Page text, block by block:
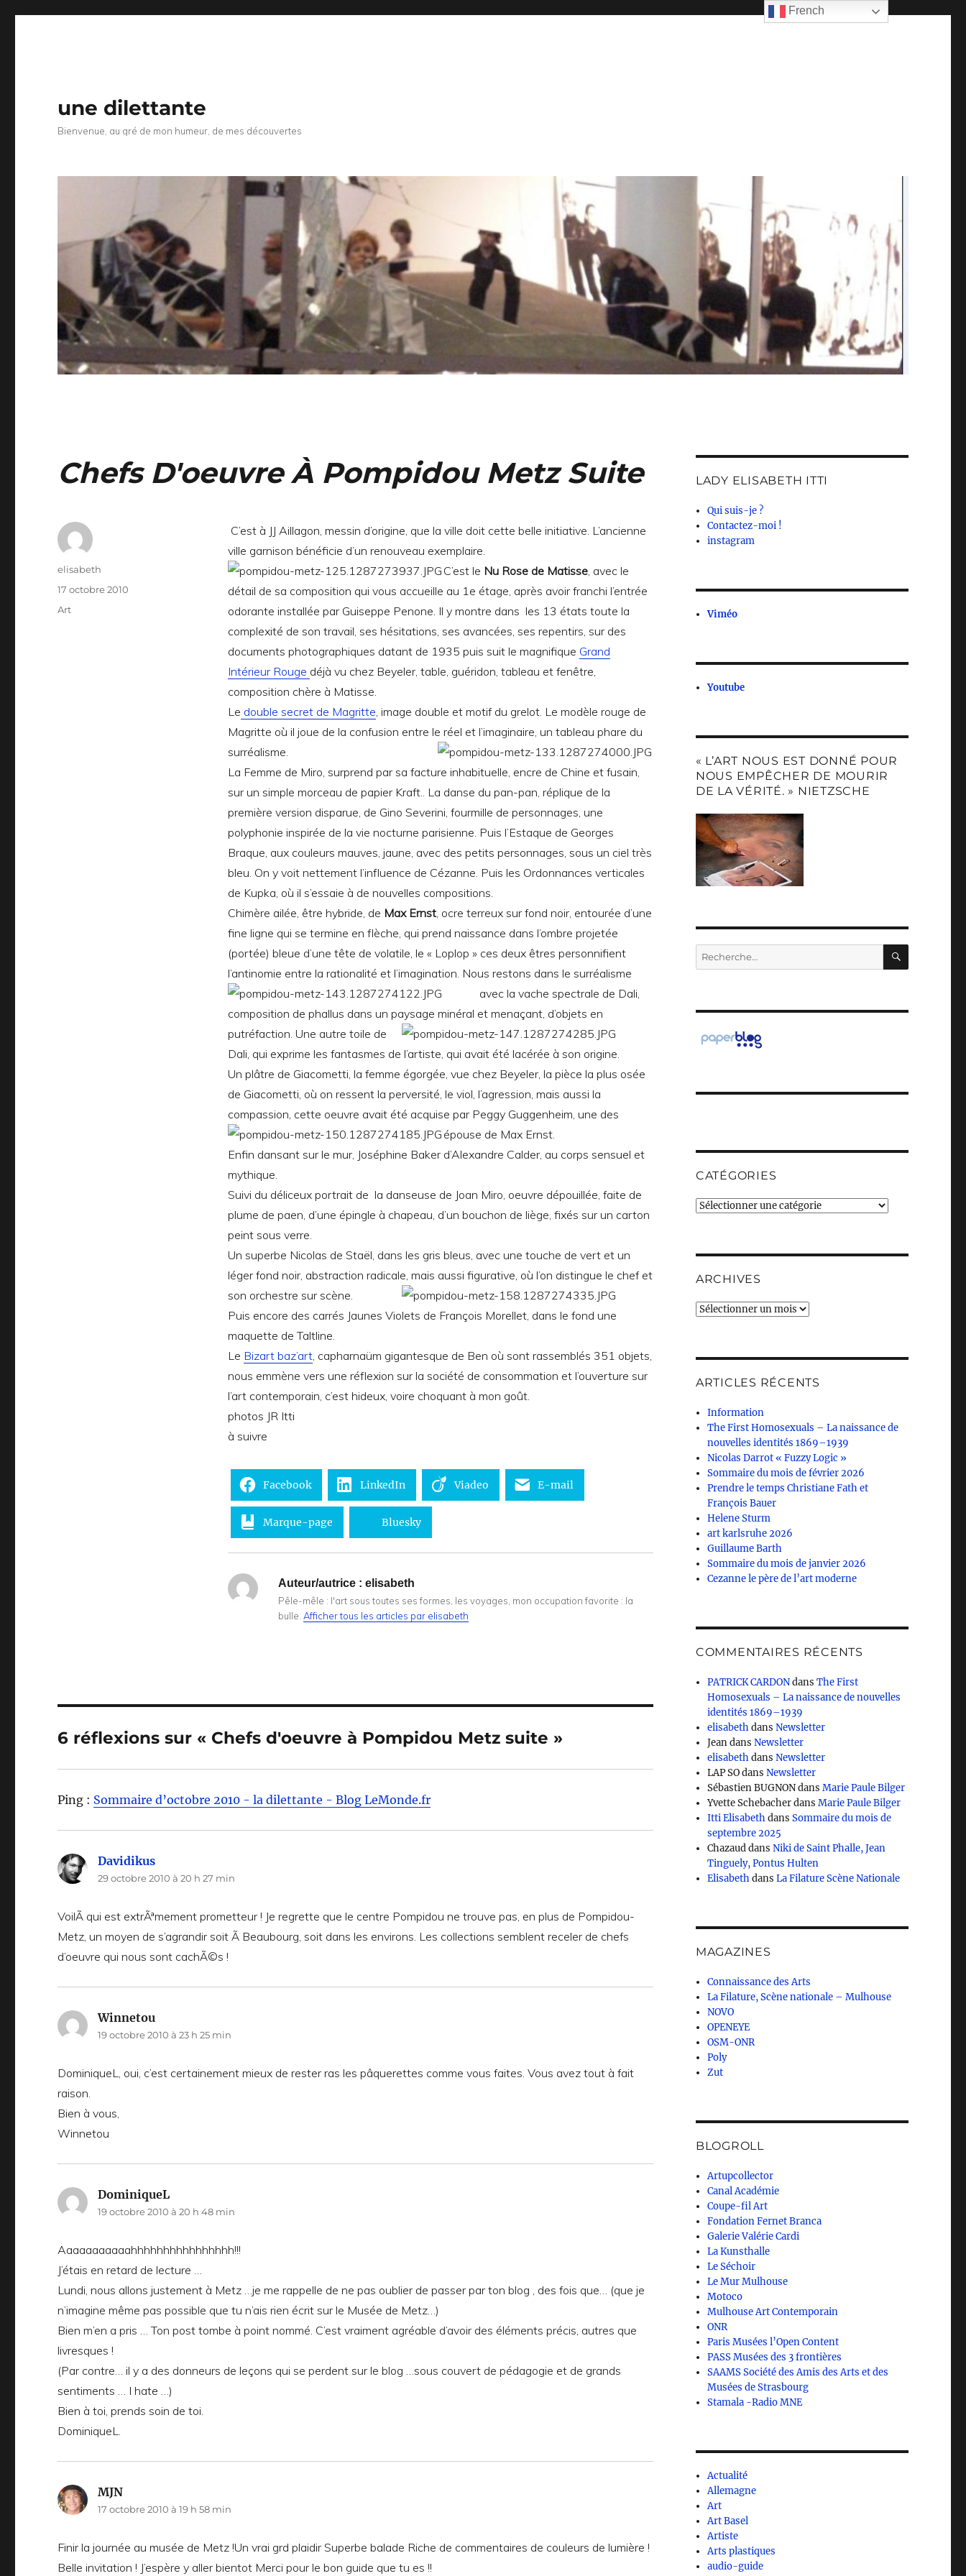
une dilettante
Bienvenue, au gré de mon humeur, de mes découvertes
Chefs D'oeuvre À Pompidou Metz Suite
C’est à JJ Aillagon, messin d’origine, que la ville doit cette belle initiative. L’ancienne
ville garnison bénéficie d’un renouveau exemplaire.
C’est le Nu Rose de Matisse, avec le
détail de sa composition qui vous accueille au 1e étage, après avoir franchi l’entrée
odorante installée par Guiseppe Penone. Il y montre dans les 13 états toute la
complexité de son travail, ses hésitations, ses avancées, ses repentirs, sur des
documents photographiques datant de 1935 puis suit le magnifique Grand
Intérieur Rouge déjà vu chez Beyeler, table, guéridon, tableau et fenêtre,
composition chère à Matisse.
Le double secret de Magritte, image double et motif du grelot. Le modèle rouge de
Magritte où il joue de la confusion entre le réel et l’imaginaire, un tableau phare du
surréalisme.
La Femme de Miro, surprend par sa facture inhabituelle, encre de Chine et fusain,
sur un simple morceau de papier Kraft.. La danse du pan-pan, réplique de la
première version disparue, de Gino Severini, fourmille de personnages, une
polyphonie inspirée de la vie nocturne parisienne. Puis l’Estaque de Georges
Braque, aux couleurs mauves, jaune, avec des petits personnages, sous un ciel très
bleu. On y voit nettement l’influence de Cézanne. Puis les Ordonnances verticales
de Kupka, où il s’essaie à de nouvelles compositions.
Chimère ailée, être hybride, de Max Ernst, ocre terreux sur fond noir, entourée d’une
fine ligne qui se termine en flèche, qui prend naissance dans l’ombre projetée
(portée) bleue d’une tête de volatile, le « Loplop » ces deux êtres personnifient
l’antinomie entre la rationalité et l’imagination. Nous restons dans le surréalisme
avec la vache spectrale de Dali,
composition de phallus dans un paysage minéral et menaçant, d’objets en
putréfaction. Une autre toile de
Dali, qui exprime les fantasmes de l’artiste, qui avait été lacérée à son origine.
Un plâtre de Giacometti, la femme égorgée, vue chez Beyeler, la pièce la plus osée
de Giacometti, où on ressent la perversité, le viol, l’agression, mais aussi la
compassion, cette oeuvre avait été acquise par Peggy Guggenheim, une des
épouse de Max Ernst.
Enfin dansant sur le mur, Joséphine Baker d’Alexandre Calder, au corps sensuel et
mythique.
Suivi du déliceux portrait de la danseuse de Joan Miro, oeuvre dépouillée, faite de
plume de paen, d’une épingle à chapeau, d’un bouchon de liège, fixés sur un carton
peint sous verre.
Un superbe Nicolas de Staël, dans les gris bleus, avec une touche de vert et un
léger fond noir, abstraction radicale, mais aussi figurative, où l’on distingue le chef et
son orchestre sur scène.
Puis encore des carrés Jaunes Violets de François Morellet, dans le fond une
maquette de Taltline.
Le Bizart baz’art, capharnaüm gigantesque de Ben où sont rassemblés 351 objets,
nous emmène vers une réflexion sur la société de consommation et l’ouverture sur
l’art contemporain, c’est hideux, voire choquant à mon goût.
photos JR Itti
à suivre
Facebook LinkedIn Viadeo E-mail
Marque-page Bluesky
Auteur/autrice : elisabeth
Pêle-mêle : l'art sous toutes ses formes, les voyages, mon occupation favorite : la
bulle. Afficher tous les articles par elisabeth
Auteur
elisabeth
Publié
17 octobre 2010
Catégories
Art
6 réflexions sur « Chefs d'oeuvre à Pompidou Metz suite »
Ping : Sommaire d’octobre 2010 - la dilettante - Blog LeMonde.fr
Davidikus
29 octobre 2010 à 20 h 27 min
VoilÃ qui est extrÃªmement prometteur ! Je regrette que le centre Pompidou ne trouve pas, en plus de Pompidou-
Metz, un moyen de s’agrandir soit Ã Beaubourg, soit dans les environs. Les collections semblent receler de chefs
d’oeuvre qui nous sont cachÃ©s !
Winnetou
19 octobre 2010 à 23 h 25 min
DominiqueL, oui, c’est certainement mieux de rester ras les pâquerettes comme vous faites. Vous avez tout à fait
raison.
Bien à vous,
Winnetou
DominiqueL
19 octobre 2010 à 20 h 48 min
Aaaaaaaaaaahhhhhhhhhhhhhhhh!!!
J’étais en retard de lecture …
Lundi, nous allons justement à Metz …je me rappelle de ne pas oublier de passer par ton blog , des fois que… (que je
n’imagine même pas possible que tu n’ais rien écrit sur le Musée de Metz…)
Bien m’en a pris … Ton post tombe à point nommé. C’est vraiment agréable d’avoir des éléments précis, autres que
livresques !
(Par contre… il y a des donneurs de leçons qui se perdent sur le blog …sous couvert de pédagogie et de grands
sentiments … I hate …)
Bien à toi, prends soin de toi.
DominiqueL.
MJN
17 octobre 2010 à 19 h 58 min
Finir la journée au musée de Metz !Un vrai grd plaidir Superbe balade Riche de commentaires de couleurs de lumière !
Belle invitation ! J’espère y aller bientot Merci pour le bon guide que tu es !!
LADY ELISABETH ITTI
Qui suis-je ?
Contactez-moi !
instagram
Viméo
Youtube
« L’ART NOUS EST DONNÉ POUR
NOUS EMPÊCHER DE MOURIR
DE LA VÉRITÉ. » NIETZSCHE
Recherche
pour :
CATÉGORIES
Catégories
ARCHIVES
Archives
ARTICLES RÉCENTS
Information
The First Homosexuals – La naissance de
nouvelles identités 1869–1939
Nicolas Darrot « Fuzzy Logic »
Sommaire du mois de février 2026
Prendre le temps Christiane Fath et
François Bauer
Helene Sturm
art karlsruhe 2026
Guillaume Barth
Sommaire du mois de janvier 2026
Cezanne le père de l’art moderne
COMMENTAIRES RÉCENTS
PATRICK CARDONdansThe First
Homosexuals – La naissance de nouvelles
identités 1869–1939
elisabethdansNewsletter
JeandansNewsletter
elisabethdansNewsletter
LAP SOdansNewsletter
Sébastien BUGNONdansMarie Paule Bilger
Yvette SchebacherdansMarie Paule Bilger
Itti ElisabethdansSommaire du mois de
septembre 2025
ChazauddansNiki de Saint Phalle, Jean
Tinguely, Pontus Hulten
ElisabethdansLa Filature Scène Nationale
MAGAZINES
Connaissance des Arts
La Filature, Scène nationale – Mulhouse
NOVO
OPENEYE
OSM-ONR
Poly
Zut
BLOGROLL
Artupcollector
Canal Académie
Coupe-fil Art
Fondation Fernet Branca
Galerie Valérie Cardi
La Kunsthalle
Le Séchoir
Le Mur Mulhouse
Motoco
Mulhouse Art Contemporain
ONR
Paris Musées l’Open Content
PASS Musées des 3 frontières
SAAMS Société des Amis des Arts et des
Musées de Strasbourg
Stamala -Radio MNE
Actualité
Allemagne
Art
Art Basel
Artiste
Arts plastiques
audio-guide
French